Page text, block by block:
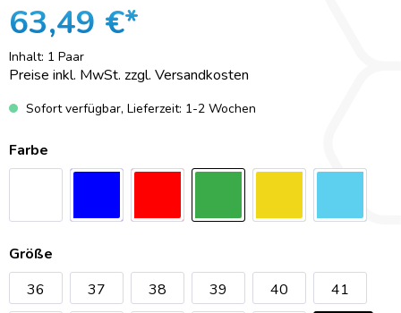
63,49 €*
Inhalt: 1 Paar
Preise inkl. MwSt. zzgl. Versandkosten
Sofort verfügbar, Lieferzeit: 1-2 Wochen
Farbe
Größe
36
37 38 39 40
41